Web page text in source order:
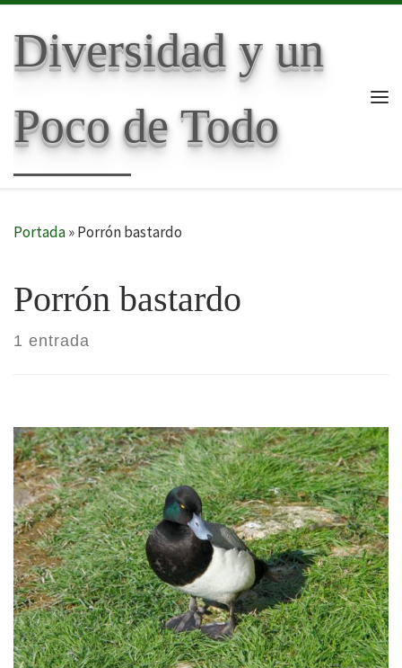
Diversidad y un
Poco de Todo
Portada»Porrón bastardo
Porrón bastardo
1 entrada